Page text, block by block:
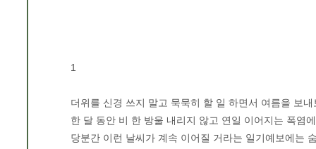
1
더위를 신경 쓰지 말고 묵묵히 할 일 하면서 여름을 보
한 달 동안 비 한 방울 내리지 않고 연일 이어지는 폭염
당분간 이런 날씨가 계속 이어질 거라는 일기예보에는